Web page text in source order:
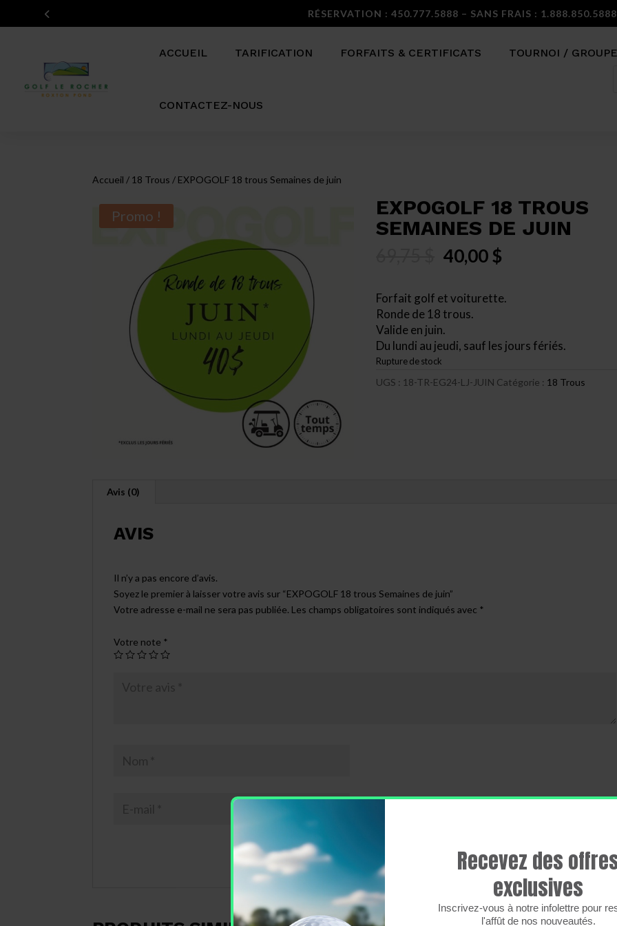
RÉSERVATION : 450.777.5888 – SANS FRAIS : 1.888.850.5888
ACCUEIL TARIFICATION FORFAITS & CERTIFICATS TOURNOI / GROUPE
CONTACTEZ-NOUS
Accueil / 18 Trous / EXPOGOLF 18 trous Semaines de juin
Promo !
EXPOGOLF 18 TROUS
SEMAINES DE JUIN
Le
prix
était :
69,75 $.
40,00$
est :
Forfait golf et voiturette.
Ronde de 18 trous.
Valide en juin.
Du lundi au jeudi, sauf les jours fériés.
Rupture de stock
UGS : 18-TR-EG24-LJ-JUIN Catégorie : 18 Trous
Avis (0)
AVIS
Il n’y a pas encore d’avis.
Soyez le premier à laisser votre avis sur “EXPOGOLF 18 trous Semaines de juin”
Votre adresse e-mail ne sera pas publiée. Les champs obligatoires sont indiqués avec *
Votre note *
Recevez des
exclusives
Inscrivez-vous à notre infolettre pour
l'affût de nos nouveautés.